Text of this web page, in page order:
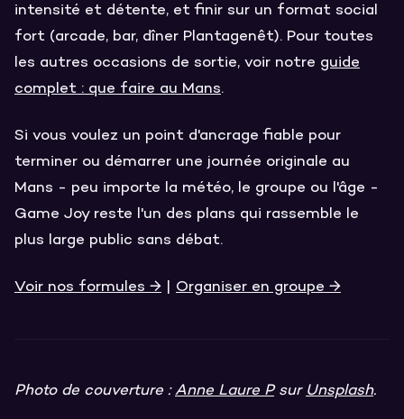
intensité et détente, et finir sur un format social
fort (arcade, bar, dîner Plantagenêt). Pour toutes
les autres occasions de sortie, voir notre guide
complet : que faire au Mans.
Si vous voulez un point d'ancrage fiable pour
terminer ou démarrer une journée originale au
Mans - peu importe la météo, le groupe ou l'âge -
Game Joy reste l'un des plans qui rassemble le
plus large public sans débat.
Voir nos formules → Organiser en groupe →
Photo de couverture :Anne Laure Psur Unsplash.